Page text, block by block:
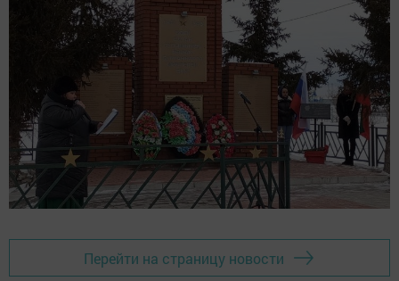
Перейти на страницу новости